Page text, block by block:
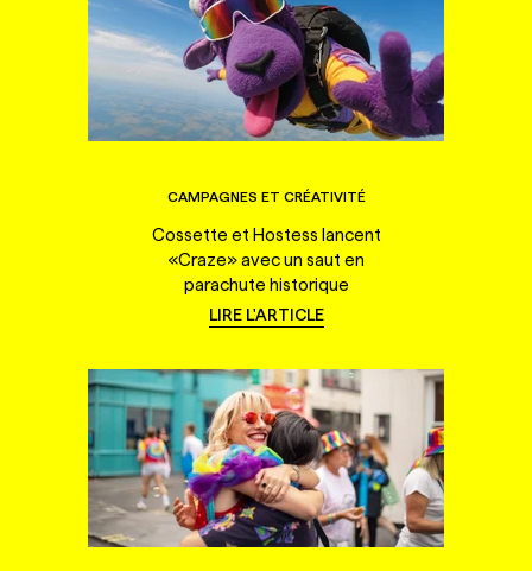
CAMPAGNES ET CRÉATIVITÉ
Cossette et Hostess lancent
«Craze» avec un saut en
parachute historique
LIRE L'ARTICLE